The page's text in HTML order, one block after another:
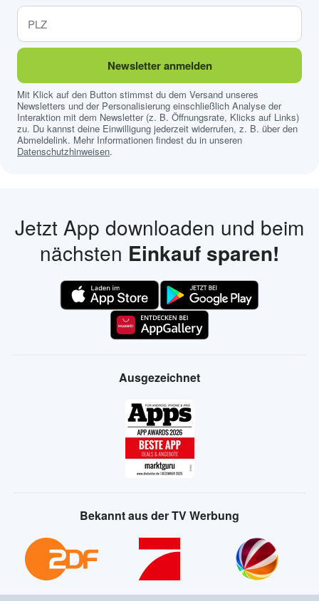
Newsletter anmelden
Mit Klick auf den Button stimmst du dem Versand unseres
Newsletters und der Personalisierung einschließlich Analyse der
Interaktion mit dem Newsletter (z. B. Öffnungsrate, Klicks auf Links)
zu. Du kannst deine Einwilligung jederzeit widerrufen, z. B. über den
Abmeldelink. Mehr Informationen findest du in unseren
Datenschutzhinweisen.
Jetzt App downloaden und beim
nächsten Einkauf sparen!
Ausgezeichnet
Bekannt aus der TV Werbung